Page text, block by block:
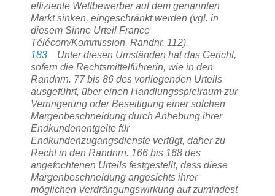
effiziente Wettbewerber auf dem genannten
Markt sinken, eingeschränkt werden (vgl. in
diesem Sinne Urteil France
Télécom/Kommission, Randnr. 112).
183 Unter diesen Umständen hat das Gericht,
sofern die Rechtsmittelführerin, wie in den
Randnrn. 77 bis 86 des vorliegenden Urteils
ausgeführt, über einen Handlungsspielraum zur
Verringerung oder Beseitigung einer solchen
Margenbeschneidung durch Anhebung ihrer
Endkundenentgelte für
Endkundenzugangsdienste verfügt, daher zu
Recht in den Randnrn. 166 bis 168 des
angefochtenen Urteils festgestellt, dass diese
Margenbeschneidung angesichts ihrer
möglichen Verdrängungswirkung auf zumindest